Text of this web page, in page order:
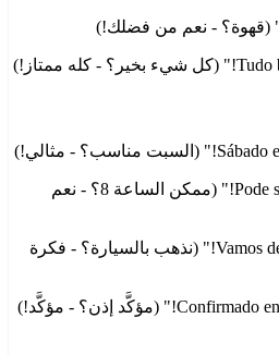
(قهوة؟ - نعم من فضلك!)
!" (كل شيء بخير؟ - كله ممتاز!)
!" (السبت مناسب؟ - مثالي!)
!" (ممكن الساعة 8؟ - نعم
!" (نذهب بالسيارة؟ - فكرة
!" (مؤكَّد إذن؟ - مؤكَّد!)